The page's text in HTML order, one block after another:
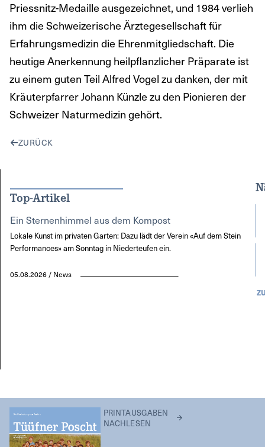
Priessnitz-Medaille ausgezeichnet, und 1984 verlieh
ihm die Schweizerische Ärztegesellschaft für
Erfahrungsmedizin die Ehrenmitgliedschaft. Die
heutige Anerkennung heilpflanzlicher Präparate ist
zu einem guten Teil Alfred Vogel zu danken, der mit
Kräuterpfarrer Johann Künzle zu den Pionieren der
Schweizer Naturmedizin gehört.
ZURÜCK
Top-Artikel
Ein Sternenhimmel aus dem Kompost
Lokale Kunst im privaten Garten: Dazu lädt der Verein «Auf dem Stein
Performances» am Sonntag in Niederteufen ein.
05.08.2026 / News
PRINTAUSGABEN
NACHLESEN